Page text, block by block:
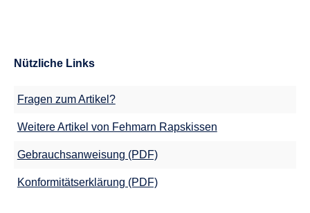
Nützliche Links
Fragen zum Artikel?
Weitere Artikel von Fehmarn Rapskissen
Gebrauchsanweisung (PDF)
Konformitätserklärung (PDF)